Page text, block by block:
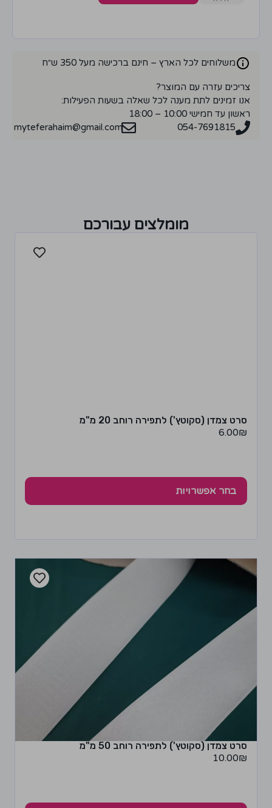
משלוחים לכל הארץ – חינם ברכישה מעל 350 ש״ח
צריכים עזרה עם המוצר?
אנו זמינים לתת מענה לכל שאלה בשעות הפעילות:
ראשון עד חמישי 10:00 – 18:00
054-7691815
myteferahaim@gmail.com
מומלצים עבורכם
סרט צמדן (סקוטץ') לתפירה רוחב 20 מ"מ
6.00₪
בחר אפשרויות
סרט צמדן (סקוטץ') לתפירה רוחב 50 מ"מ
10.00₪